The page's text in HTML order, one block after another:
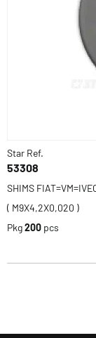
Star Ref.
53308
SHIMS
( M9X4,2X0,020 )
Pkg200 pcs